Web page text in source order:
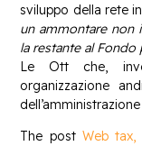
sviluppo della rete
un ammontare non
la restante al Fondo
Le Ott che,
organizzazione
The postWeb